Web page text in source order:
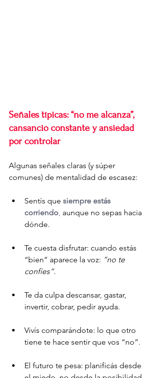
Señales típicas: “no me alcanza”,
cansancio constante y ansiedad
por controlar
Algunas señales claras (y súper
comunes) de mentalidad de escasez:
Sentís que siempre estás
corriendo, aunque no sepas hacia
dónde.
Te cuesta disfrutar: cuando estás
“bien” aparece la voz: “no te
confíes”.
Te da culpa descansar, gastar,
invertir, cobrar, pedir ayuda.
Vivís comparándote: lo que otro
tiene te hace sentir que vos “no”.
El futuro te pesa: planificás desde